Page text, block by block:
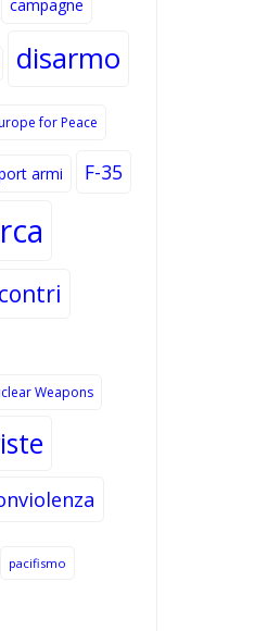
campagne
disarmo
for Peace
armi F-35
Weapons
pacifismo